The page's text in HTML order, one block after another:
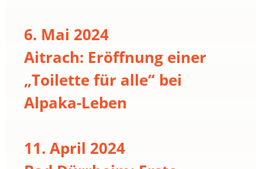
6. Mai 2024
Aitrach: Eröffnung einer
„Toilette für alle“ bei
Alpaka-Leben
11. April 2024